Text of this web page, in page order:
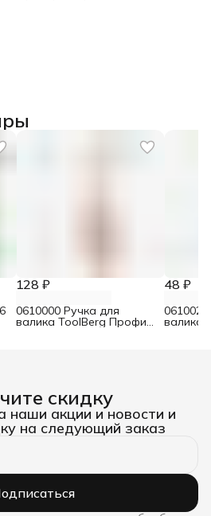
128 ₽
0610000 Ручка для
валика ToolBerg Профи
48 ₽
валика
скидку
наши акции и новости и
на следующий заказ